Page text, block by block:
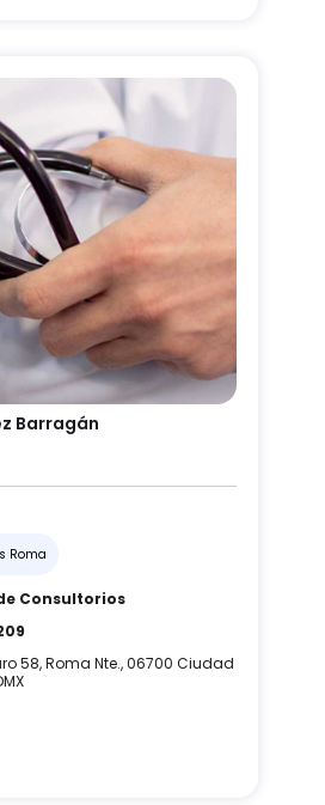
Barragán
Roma
Consultorios
58, Roma Nte., 06700 Ciudad